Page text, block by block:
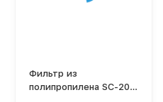
Фильтр из
полипропилена SC-20-